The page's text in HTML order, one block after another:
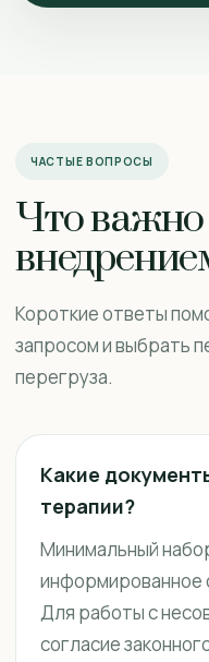
ЧАСТЫЕ ВОПРОСЫ
Что важно
Короткие ответы
запросом и выбрать
перегруза.
Какие
терапии?
Минимальный
информированное
Для работы с
согласие